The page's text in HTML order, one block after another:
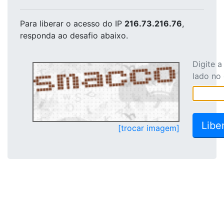
Para liberar o acesso do IP 216.73.216.76,
responda ao desafio abaixo.
[trocar imagem]
Digite
lado no